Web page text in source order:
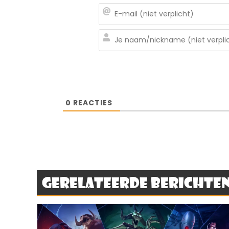
0 REACTIES
Gerelateerde